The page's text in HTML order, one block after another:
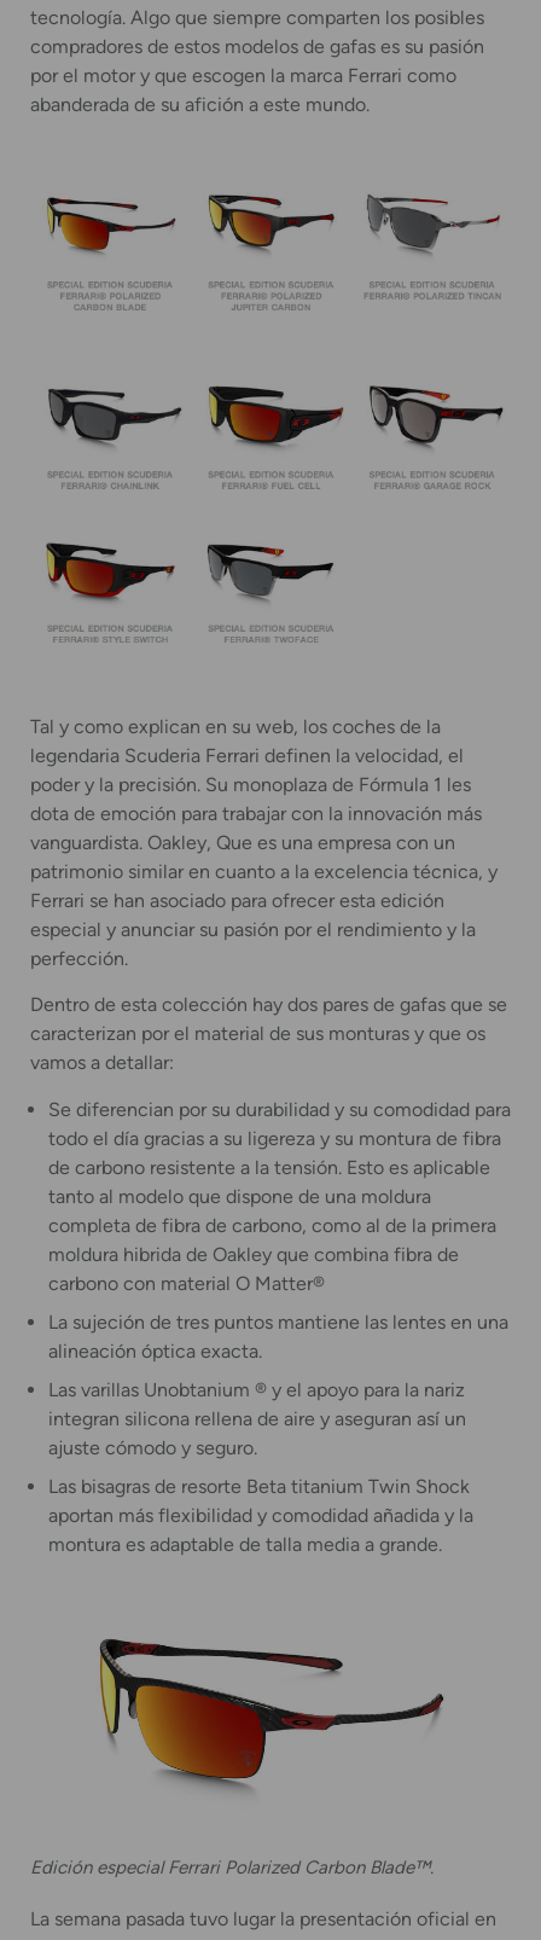
tecnología. Algo que siempre comparten los posibles
compradores de estos modelos de gafas es su pasión
por el motor y que escogen la marca Ferrari como
abanderada de su afición a este mundo.
Tal y como explican en su web, los coches de la
legendaria Scuderia Ferrari definen la velocidad, el
poder y la precisión. Su monoplaza de Fórmula 1 les
dota de emoción para trabajar con la innovación más
vanguardista. Oakley, Que es una empresa con un
patrimonio similar en cuanto a la excelencia técnica, y
Ferrari se han asociado para ofrecer esta edición
especial y anunciar su pasión por el rendimiento y la
perfección.
Dentro de esta colección hay dos pares de gafas que se
caracterizan por el material de sus monturas y que os
vamos a detallar:
Se diferencian por su durabilidad y su comodidad para
todo el día gracias a su ligereza y su montura de fibra
de carbono resistente a la tensión. Esto es aplicable
tanto al modelo que dispone de una moldura
completa de fibra de carbono, como al de la primera
moldura hibrida de Oakley que combina fibra de
carbono con material O Matter®
La sujeción de tres puntos mantiene las lentes en una
alineación óptica exacta.
Las varillas Unobtanium ® y el apoyo para la nariz
integran silicona rellena de aire y aseguran así un
ajuste cómodo y seguro.
Las bisagras de resorte Beta titanium Twin Shock
aportan más flexibilidad y comodidad añadida y la
montura es adaptable de talla media a grande.
Edición especial Ferrari Polarized Carbon Blade™.
La semana pasada tuvo lugar la presentación oficial en